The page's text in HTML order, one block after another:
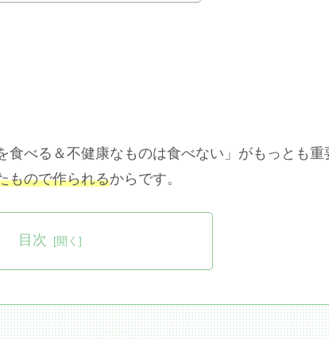
食べる＆不健康なものは食べない」がもっとも重
もので作られるからです。
目次